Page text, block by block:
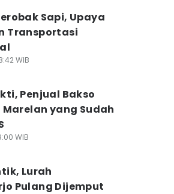
Sapi, Upaya
Transportasi
WIB
Penjual Bakso
yang Sudah
WIB
Lurah
Pulang Dijemput